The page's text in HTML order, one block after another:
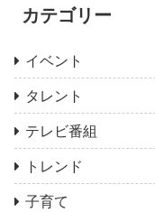
カテゴリー
イベント
タレント
テレビ番組
トレンド
子育て